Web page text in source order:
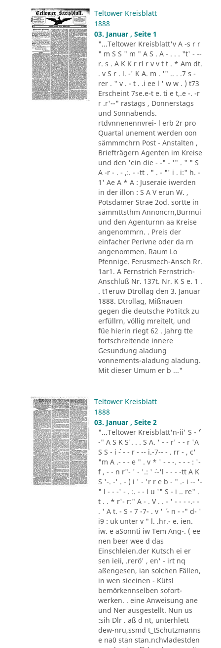
Teltower Kreisblatt
1888
03. Januar , Seite 1
"...Teltower Kreisblatt'v A -s r r
" m S S " m " A S . A - . . . "t' - --
r. s . A K K r rl r v v t t . * Am dt.
. v S r . l. -' K A. m . '" .. . .7 s -
rer . " v . - t . .i ee l ' w w . ) t73
Erscheint 7se.e-t e. ti e t,.e -. -r
r .r'--" rastags , Donnerstags
und Sonnabends.
rtdvnnenennvrei- l erb 2r pro
Quartal unement werden oon
sämmmchrn Post - Anstalten ,
Briefträgern Agenten im Kreise
und den 'ein die - -" - '" . " " S
A -r - . - ,:. - -tt . " . - "' i . i:" h. -
1' Ae A * A : Juseraie iwerden
in der illon : S A V erun W. ,
Potsdamer Strae 2od. sortte in
sämmttsthm Annoncrn,Burmui
und den Agenturnn aa Kreise
angenommrn. . Preis der
einfacher Perivne oder da rn
angenommen. Raum Lo
Pfennige. Ferusmech-Ansch Rr.
1ar1. A Fernstrich Fernstrich-
Anschluß Nr. 137t. Nr. K S e. 1 .
. t1eruw Dtrollag den 3. Januar
1888. Dtrollag, Mißnauen
gegen die deutsche Po1itck zu
erfüllrn, völlig mreitelt, und
füe hierin riegt 62 . Jahrg tte
fortschreitende innere
Gesundung aladung
vonnements-aladung aladung.
Mit dieser Umum er b ..."
Teltower Kreisblatt
1888
03. Januar , Seite 2
"...Teltower Kreisblatt'n-ii' S - ´'
-" A S K S'. . . S A. ' - - r' - - r 'A
S S - i ´- - - r - -- i.-7-- - . rr - , c'
"m A .- - - e " . v * ' - - -. - - - : '-
f , - - n r"- ' - '.: ' ´--'l - - - -tt A K
S '-. -' . - ) i ' - 'r r e b - " .- i -- '-
" l - - -' - . :. - - l u '" S - i .. re" .
t . . * r'- r:" A - . V . . - ' - - - -.- -
. ' A t. - S - 7 -7- . v ' ´ - n - -" d- '
i9 : uk unter v " l. .hr.- e. ien.
iw. e aSonnti iw Tem Ang-. ( ee
nen beer wee d das
Einschleien.der Kutsch ei er
sen ieii, .rerö' , en' - irt nq
aßengesen, ian solchen Fällen,
in wen sieeinen - Kütsl
bemörkennselben sofort-
werken. . eine Anweisung ane
und Ner ausgestellt. Nun us
:sih Dlr . aß d nt, unterhlett
dew-nru,ssmd t_tSchutzmanns
e na0 stan stan.nchvladestden